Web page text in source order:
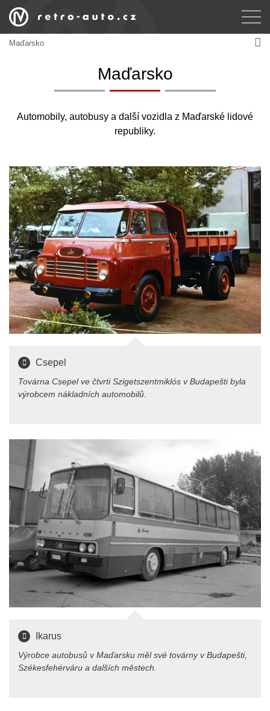
Maďarsko
Maďarsko
Automobily, autobusy a další vozidla z Maďarské lidové
republiky.
Csepel
Továrna Csepel ve čtvrti Szigetszentmiklós v Budapešti byla
výrobcem nákladních automobilů.
Ikarus
Výrobce autobusů v Maďarsku měl své továrny v Budapešti,
Székesfehérváru a dalších městech.